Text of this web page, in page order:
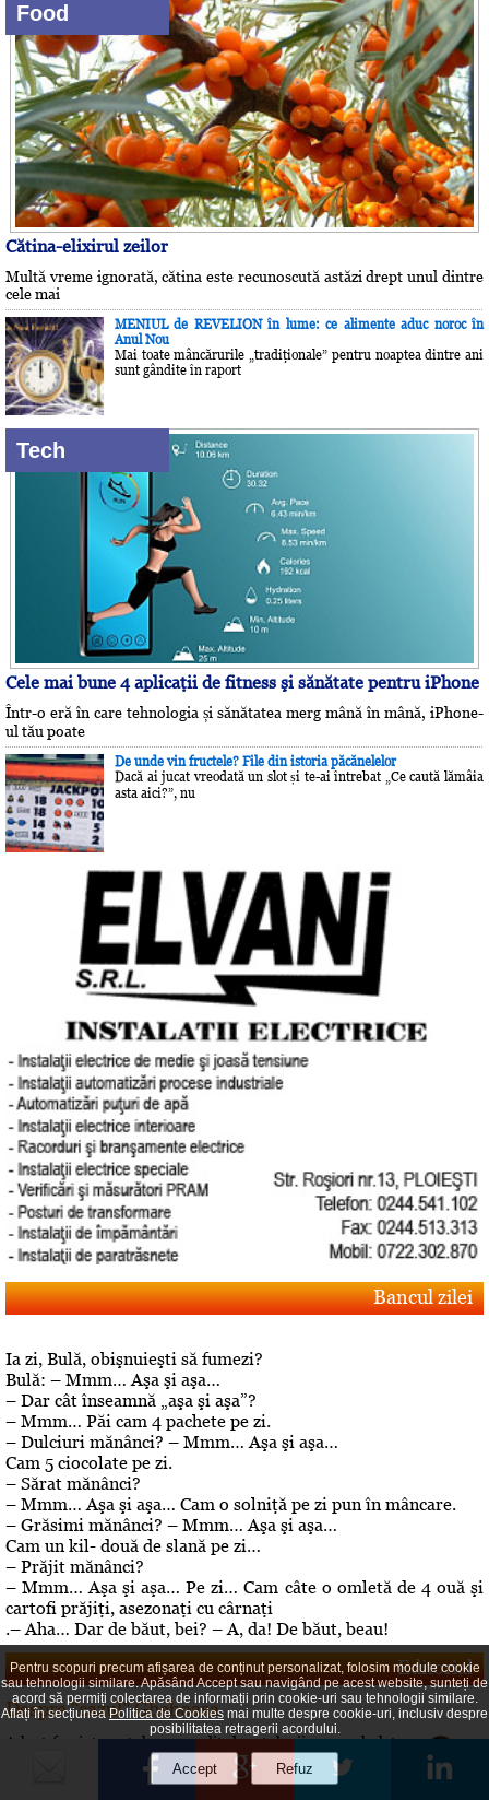
Food
Cătina-elixirul zeilor
Multă vreme ignorată, cătina este recunoscută astăzi drept unul dintre
cele mai
MENIUL de REVELION în lume: ce alimente aduc noroc în
Anul Nou
Mai toate mâncărurile „tradiţionale” pentru noaptea dintre ani
sunt gândite în raport
Tech
Cele mai bune 4 aplicaţii de fitness şi sănătate pentru iPhone
Într-o eră în care tehnologia și sănătatea merg mână în mână, iPhone-
ul tău poate
De unde vin fructele? File din istoria păcănelelor
Dacă ai jucat vreodată un slot și te-ai întrebat „Ce caută lămâia
asta aici?”, nu
Bancul zilei
Ia zi, Bulă, obişnuieşti să fumezi?
Bulă: – Mmm… Aşa şi aşa…
– Dar cât înseamnă „aşa şi aşa”?
– Mmm… Păi cam 4 pachete pe zi.
– Dulciuri mănânci? – Mmm… Aşa şi aşa…
Cam 5 ciocolate pe zi.
– Sărat mănânci?
– Mmm… Aşa şi aşa… Cam o solniţă pe zi pun în mâncare.
– Grăsimi mănânci? – Mmm… Aşa şi aşa…
Cam un kil- două de slană pe zi…
– Prăjit mănânci?
– Mmm… Aşa şi aşa… Pe zi… Cam câte o omletă de 4 ouă şi
cartofi prăjiţi, asezonaţi cu cârnaţi
.– Aha… Dar de băut, bei? – A, da! De băut, beau!
Editorial
Despre "cazul" Gheboasa
A luat foc internetul, au navalit deontologii, au explodat
opiniile. Cazul Gheboasa, la mare concurenta cu fata ucisa
in Mangalia care avea initial 12 ani si fusese violata, iar
Pentru scopuri precum afișarea de conținut personalizat, folosim module cookie
sau tehnologii similare. Apăsând Accept sau navigând pe acest website, sunteți de
acord să permiți colectarea de informații prin cookie-uri sau tehnologii similare.
Aflați în secțiuneaPolitica de Cookies mai multe despre cookie-uri, inclusiv despre
posibilitatea retragerii acordului.